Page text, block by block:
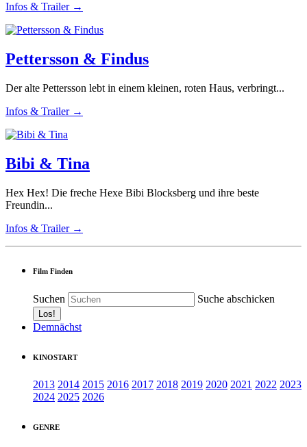
Infos & Trailer →
Pettersson & Findus
Der alte Pettersson lebt in einem kleinen, roten Haus, verbringt...
Infos & Trailer →
Bibi & Tina
Hex Hex! Die freche Hexe Bibi Blocksberg und ihre beste
Freundin...
Infos & Trailer →
Film Finden
Suchen Suche abschicken
Demnächst
KINOSTART
2013 2014 2015 2016 2017 2018 2019 2020 2021 2022 2023
2024 2025 2026
GENRE